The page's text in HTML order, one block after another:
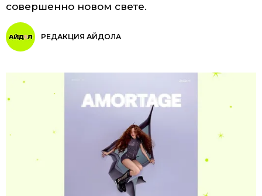
совершенно новом свете.
РЕДАКЦИЯ АЙДОЛА